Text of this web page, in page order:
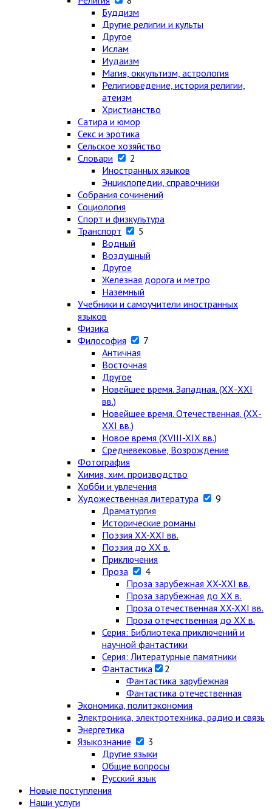
Буддизм
Другие религии и культы
Другое
Ислам
Иудаизм
Магия, оккультизм, астрология
Религиоведение, история религии,
атеизм
Христианство
Сатира и юмор
Секс и эротика
Сельское хозяйство
Словари
2
Иностранных языков
Энциклопедии, справочники
Собрания сочинений
Социология
Спорт и физкультура
Транспорт
5
Водный
Воздушный
Другое
Железная дорога и метро
Наземный
Учебники и самоучители иностранных
языков
Физика
Философия
7
Античная
Восточная
Другое
Новейшее время. Западная. (ХХ-ХХI
вв.)
Новейшее время. Отечественная. (ХХ-
ХХI вв.)
Новое время (XVIII-XIX вв.)
Средневековье, Возрождение
Фотография
Химия, хим. производство
Хобби и увлечения
Художественная литература
9
Драматургия
Исторические романы
Поэзия XX-XXI вв.
Поэзия до XX в.
Приключения
Проза
4
Проза зарубежная XX-XXI вв.
Проза зарубежная до XX в.
Проза отечественная XX-XXI вв.
Проза отечественная до XX в.
Серия: Библиотека приключений и
научной фантастики
Серия: Литературные памятники
Фантастика
2
Фантастика зарубежная
Фантастика отечественная
Экономика, политэкономия
Электроника, электротехника, радио и связь
Энергетика
Языкознание
3
Другие языки
Общие вопросы
Русский язык
Новые поступления
Наши услуги